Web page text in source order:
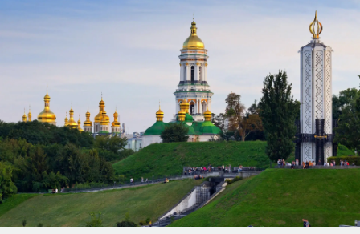
Intégrez et gérez vos freelances partout dans le monde
Sous-traitez les opérations complexes liées à l’emploi
INFRASTRUCTURE
Intégration Remote
Intégrez vos RH aux flux de travail en toute simplicité
Plateforme
Des fonctions RH clés intégrées pour votre équipe
Examinez notre service par rapport aux autres
CROISSANCE
Start-ups
Des solutions agiles et internationales pour les RH et la
paie des entreprises en pleine croissance
Entreprises intermédiaires
Développez vos équipes avec des solutions RH sur
mesure
Calculateur de paiement des freelances
Découvrez les devises disponibles et les vitesses de
paiement pour vos freelances internationaux
APPRENDRE AVEC REMOTE
Recherche et guides
Études de cas
Deutsch
Español
Italiano
Português (Portugal)
Connexion